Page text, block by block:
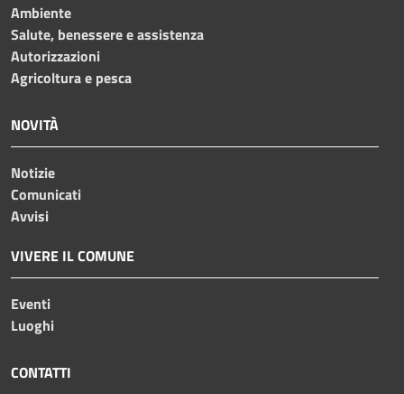
Ambiente
Salute, benessere e assistenza
Autorizzazioni
Agricoltura e pesca
NOVITÀ
Notizie
Comunicati
Avvisi
VIVERE IL COMUNE
Eventi
Luoghi
CONTATTI